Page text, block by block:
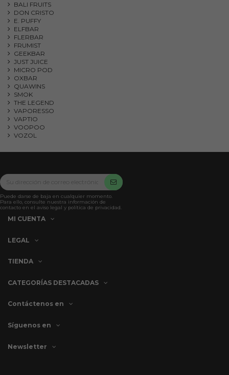
BALI FRUITS
DON CRISTO
E. PUFFY
ELFBAR
FLERBAR
FRUMIST
GEEKBAR
JUST JUICE
MICRO POD
OXBAR
QUAWINS
SMOK
THE LEGEND
VAPORESSO
VAPTIO
VOOPOO
VOZOL
Puede darse de baja en cualquier momento.
Para ello, consulte nuestra información de
contacto en el aviso legal y política de privacidad.
MI CUENTA
LEGAL
TIENDA
CATEGORÍAS DESTACADAS
Contáctenos en
Síguenos en
Newsletter